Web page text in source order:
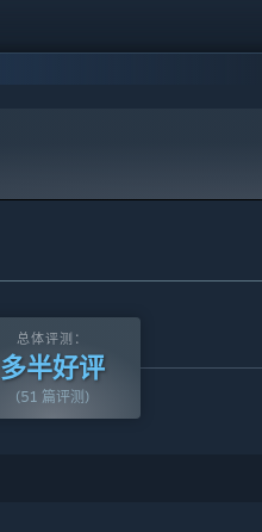
总体评测：
多半好评
(51 篇评测)